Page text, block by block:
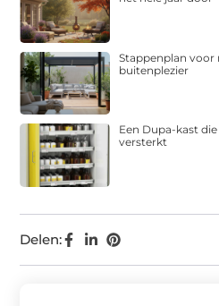
Delen:
Stappenplan
buitenplezier
Een Dupa-kast
versterkt